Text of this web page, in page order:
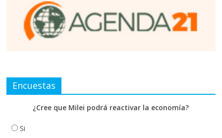
Encuestas
¿Cree que Milei podrá reactivar la economía?
Si